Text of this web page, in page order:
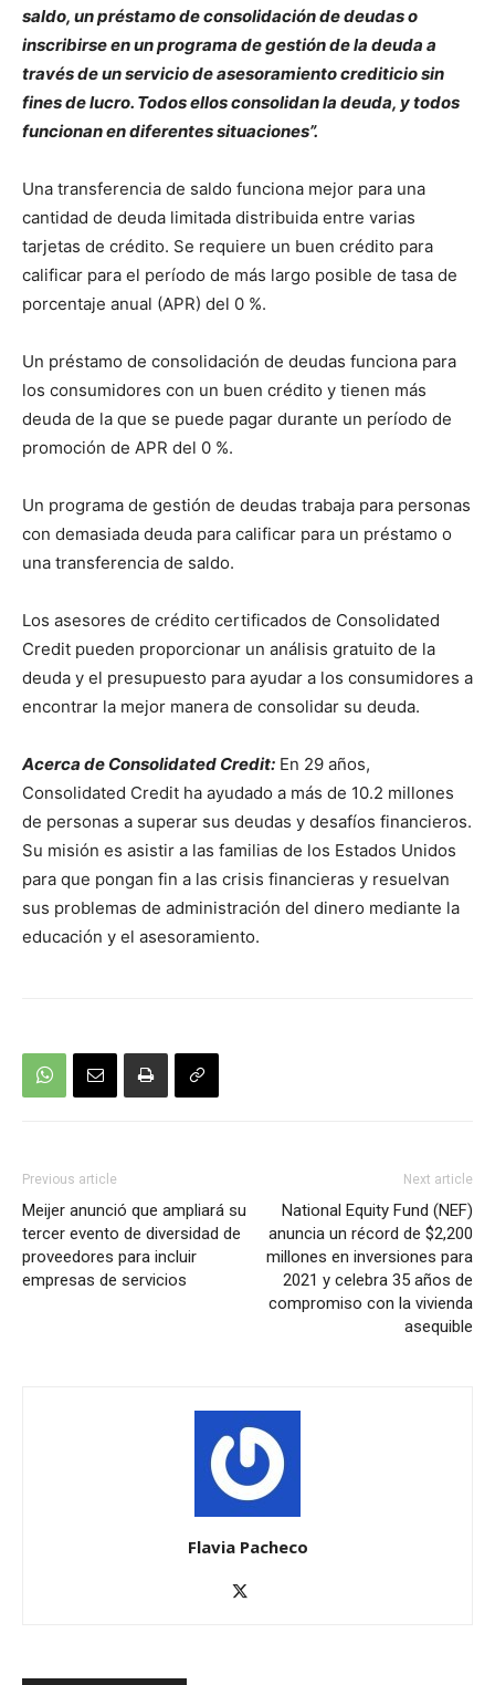
saldo, un préstamo de consolidación de deudas o
inscribirse en un programa de gestión de la deuda a
través de un servicio de asesoramiento crediticio sin
fines de lucro. Todos ellos consolidan la deuda, y todos
funcionan en diferentes situaciones”.
Una transferencia de saldo funciona mejor para una
cantidad de deuda limitada distribuida entre varias
tarjetas de crédito. Se requiere un buen crédito para
calificar para el período de más largo posible de tasa de
porcentaje anual (APR) del 0 %.
Un préstamo de consolidación de deudas funciona para
los consumidores con un buen crédito y tienen más
deuda de la que se puede pagar durante un período de
promoción de APR del 0 %.
Un programa de gestión de deudas trabaja para personas
con demasiada deuda para calificar para un préstamo o
una transferencia de saldo.
Los asesores de crédito certificados de Consolidated
Credit pueden proporcionar un análisis gratuito de la
deuda y el presupuesto para ayudar a los consumidores a
encontrar la mejor manera de consolidar su deuda.
Acerca de Consolidated Credit: En 29 años,
Consolidated Credit ha ayudado a más de 10.2 millones
de personas a superar sus deudas y desafíos financieros.
Su misión es asistir a las familias de los Estados Unidos
para que pongan fin a las crisis financieras y resuelvan
sus problemas de administración del dinero mediante la
educación y el asesoramiento.
Previous article
Meijer anunció que ampliará su
tercer evento de diversidad de
proveedores para incluir
empresas de servicios
Next article
National Equity Fund (NEF)
anuncia un récord de $2,200
millones en inversiones para
2021 y celebra 35 años de
compromiso con la vivienda
asequible
Flavia Pacheco